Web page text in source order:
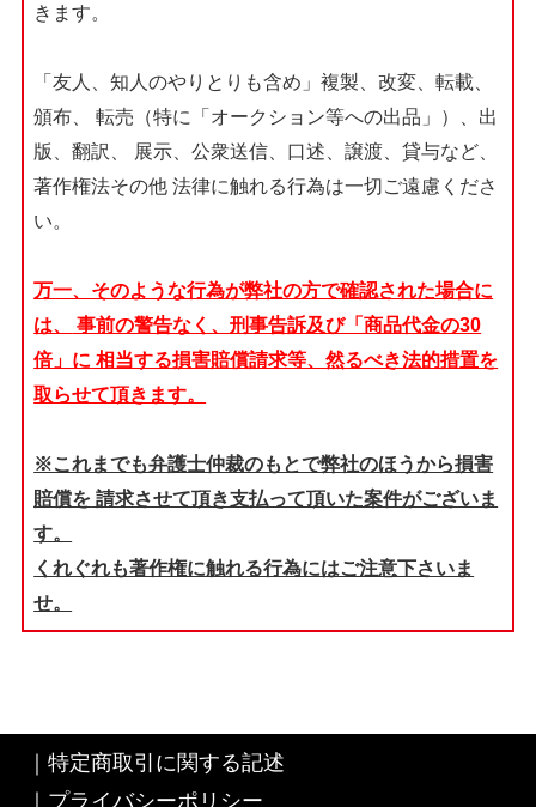
きます。
「友人、知人のやりとりも含め」複製、改変、転載、
頒布、
転売（特に「オークション等への出品」）、出
版、翻訳、
展示、公衆送信、口述、譲渡、貸与など、
著作権法その他 法律に触れる行為は一切ご遠慮くださ
い。
万一、そのような行為が弊社の方で確認された場合に
は、
事前の警告なく、刑事告訴及び「商品代金の30
倍」に 相当する損害賠償請求等、然るべき法的措置を
取らせて頂きます。
※これまでも弁護士仲裁のもとで弊社のほうから損害
賠償を 請求させて頂き支払って頂いた案件がございま
す。
くれぐれも著作権に触れる行為にはご注意下さいま
せ。
｜特定商取引に関する記述
｜ プライバシーポリシー